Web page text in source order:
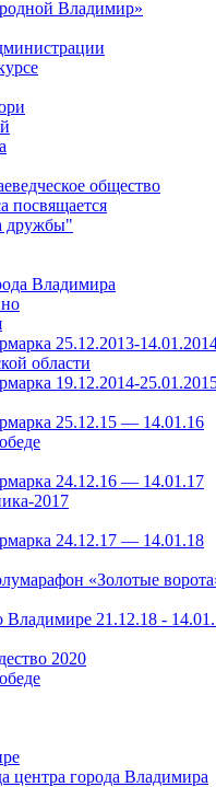
Владимир»
общество
посвящается
дружбы"
Владимира
25.12.2013-
области
19.12.2014-
25.12.15 — 14.01.16
24.12.16 — 14.01.17
2017
24.12.17 — 14.01.18
«Золотые
Владимире 21.12.18 -
2020
центра города Владимира